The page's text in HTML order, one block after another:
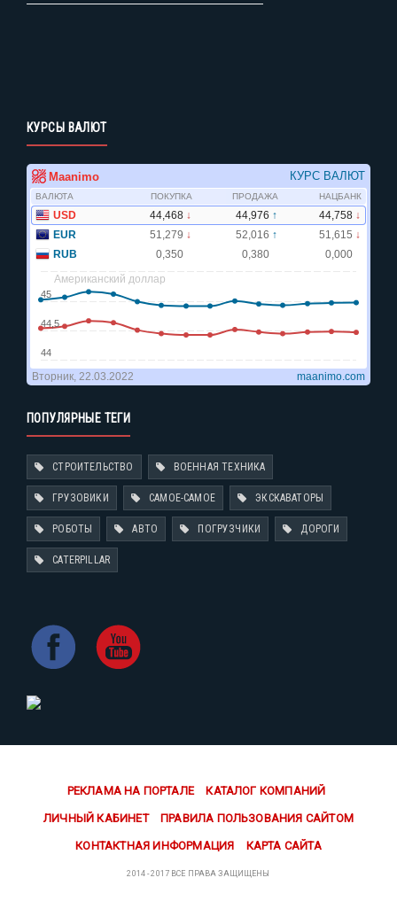
КУРСЫ ВАЛЮТ
ПОПУЛЯРНЫЕ ТЕГИ
СТРОИТЕЛЬСТВО ВОЕННАЯ ТЕХНИКА
ГРУЗОВИКИ САМОЕ-САМОЕ ЭКСКАВАТОРЫ
РОБОТЫ АВТО ПОГРУЗЧИКИ ДОРОГИ
CATERPILLAR
РЕКЛАМА НА ПОРТАЛЕ КАТАЛОГ КОМПАНИЙ
ЛИЧНЫЙ КАБИНЕТ ПРАВИЛА ПОЛЬЗОВАНИЯ САЙТОМ
КОНТАКТНАЯ ИНФОРМАЦИЯ КАРТА САЙТА
2014 - 2017 ВСЕ ПРАВА ЗАЩИЩЕНЫ